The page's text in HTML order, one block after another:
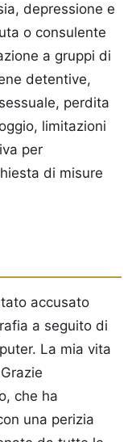
depressione e
o consulente
a gruppi di
detentive,
perdita
limitazioni
per
di misure
accusato
a seguito di
La mia vita
che ha
una perizia